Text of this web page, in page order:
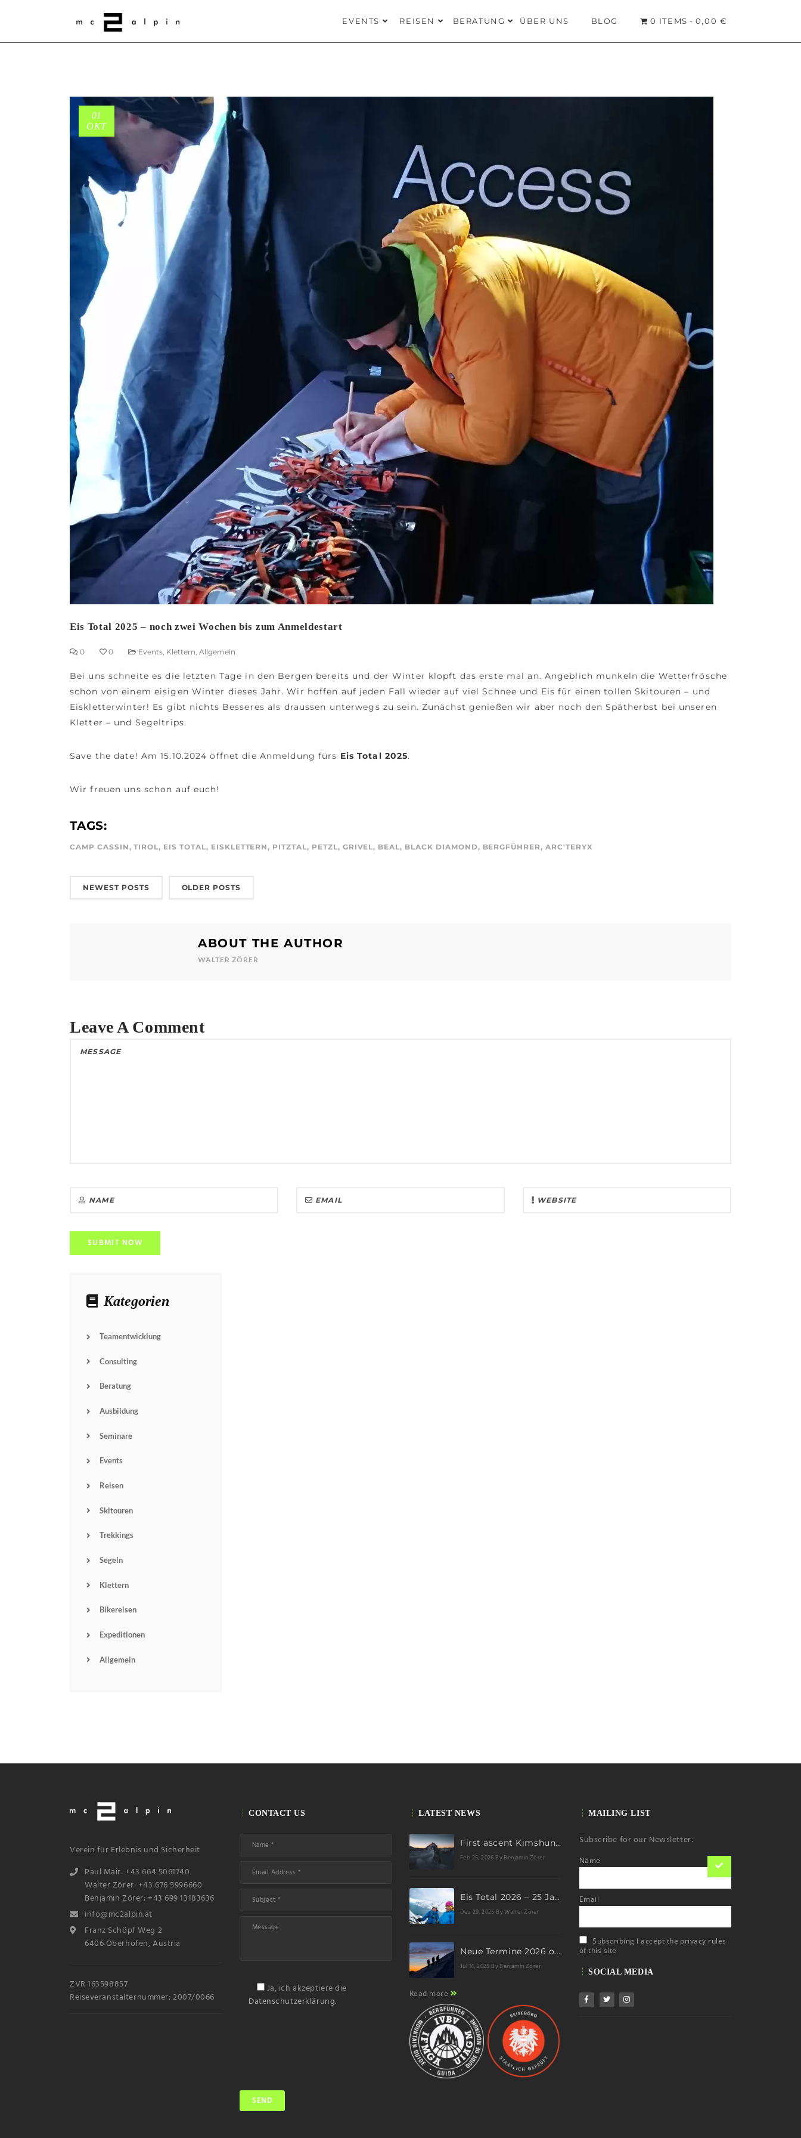
EVENTS REISEN BERATUNG ÜBER UNS BLOG 0 ITEMS 0,00 €
01
OKT
Eis Total 2025 – noch zwei Wochen bis zum Anmeldestart
0 0 Events, Klettern,Allgemein
Bei uns schneite es die letzten Tage in den Bergen bereits und der Winter klopft das erste mal an. Angeblich munkeln die Wetterfrösche
schon von einem eisigen Winter dieses Jahr. Wir hoffen auf jeden Fall wieder auf viel Schnee und Eis für einen tollen Skitouren – und
Eiskletterwinter! Es gibt nichts Besseres als draussen unterwegs zu sein. Zunächst genießen wir aber noch den Spätherbst bei unseren
Kletter – und Segeltrips.
Save the date! Am 15.10.2024 öffnet die Anmeldung fürs Eis Total 2025.
Wir freuen uns schon auf euch!
TAGS:
CAMP CASSIN,TIROL, EIS TOTAL, EISKLETTERN, PITZTAL, PETZL, GRIVEL, BEAL, BLACK DIAMOND, BERGFÜHRER,ARC'TERYX
NEWEST POSTS OLDER POSTS
ABOUT THE AUTHOR
WALTER ZÖRER
Leave A Comment
Kategorien
Teamentwicklung
Consulting
Beratung
Ausbildung
Seminare
Events
Reisen
Skitouren
Trekkings
Segeln
Klettern
Bikereisen
Expeditionen
Allgemein
Verein für Erlebnis und Sicherheit
Paul Mair: +43 664 5061740
Walter Zörer: +43 676 5996660
Benjamin Zörer: +43 699 13183636
info@mc2alpin.at
Franz Schöpf Weg 2
6406 Oberhofen, Austria
ZVR 163598857
Reiseveranstalternummer: 2007/0066
CONTACT US
Ja, ich akzeptiere die
Datenschutzerklärung.
LATEST NEWS
First ascent Kimshung 6781m
Feb 25, 2026 By Benjamin Zörer
Eis Total 2026 – 25 Jahre Erfolgsgeschichte im steilen Eis
Dez 29, 2025 By Walter Zörer
Neue Termine 2026 online – dein nächstes Abenteuer wartet!
Jul 14, 2025 By Benjamin Zörer
Read more
MAILING LIST
Subscribe for our Newsletter:
Name
Email
Subscribing I accept the privacy rules
of this site
SOCIAL MEDIA
Email